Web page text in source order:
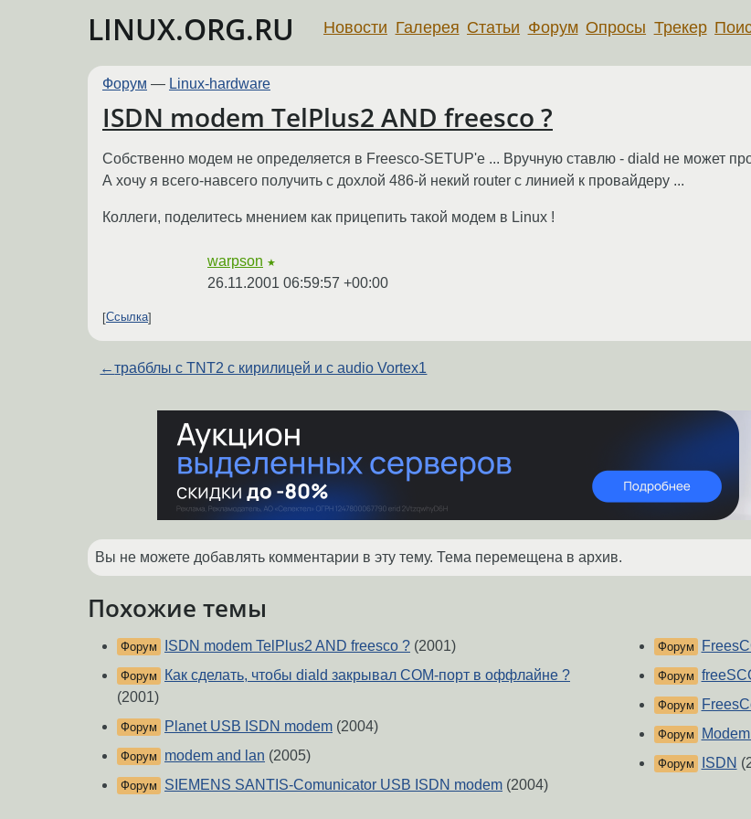
LINUX.ORG.RU Новости Галерея Статьи Форум Опросы Трекер
Форум — Linux-hardware
ISDN modem TelPlus2 AND freesco ?
Собственно модем не определяется в Freesco-SETUP'е ... Вручную ставлю - diald не может
А хочу я всего-навсего получить с дохлой 486-й некий router с линией к провайдеру ...
Коллеги, поделитесь мнением как прицепить такой модем в Linux !
warpson ★
26.11.2001 06:59:57 +00:00
Ссылка
←трабблы с TNT2 с кирилицей и с audio Vortex1
Вы не можете добавлять комментарии в эту тему. Тема перемещена в архив.
Похожие темы
Форум ISDN modem TelPlus2 AND freesco ? (2001)
Форум
Как сделать, чтобы diald закрывал COM-порт в оффлайне ?
(2001)
Форум Planet USB ISDN modem (2004)
Форум modem and lan (2005)
Форум SIEMENS SANTIS-Comunicator USB ISDN modem (2004)
Форум
Форум
Форум
Форум
Форум ISDN